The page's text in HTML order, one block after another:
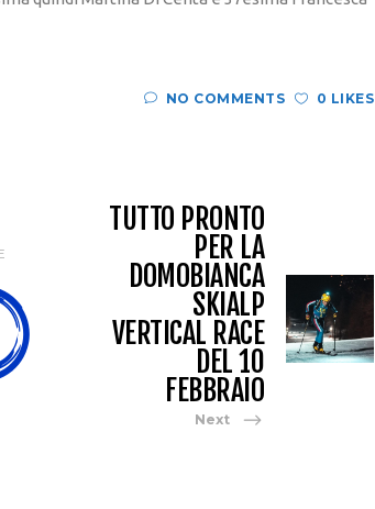
NO COMMENTS 0 LIKES
TUTTO PRONTO
PER LA
DOMOBIANCA
SKIALP
VERTICAL RACE
DEL 10
FEBBRAIO
Next